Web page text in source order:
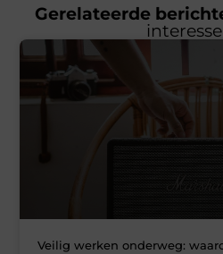
Gerelateerde
Veilig werken onderweg: